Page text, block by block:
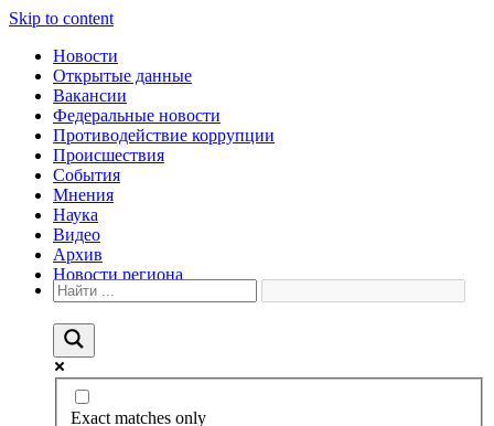
Skip to content
Новости
Открытые данные
Вакансии
Федеральные новости
Противодействие коррупции
Происшествия
События
Мнения
Наука
Видео
Архив
Новости региона
Exact matches only